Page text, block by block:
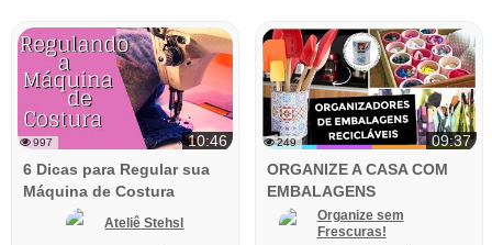
997
10:46
6 Dicas para Regular sua
Máquina de Costura
Ateliê Stehsl
249
09:37
ORGANIZE A CASA COM
EMBALAGENS
RECICLÁVEIS!
Organize sem
Frescuras!